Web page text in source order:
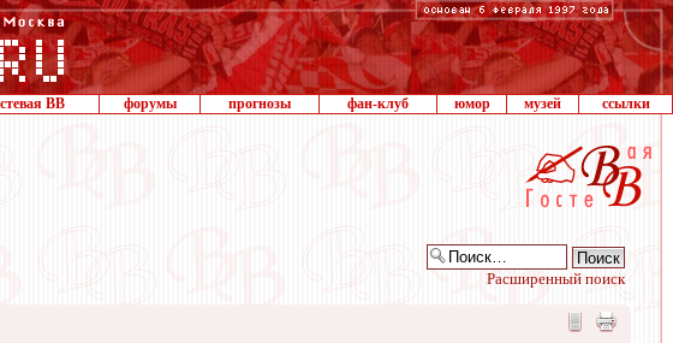
ВВ форумы прогнозы фан-клуб юмор музей ссылки
Расширенный поиск